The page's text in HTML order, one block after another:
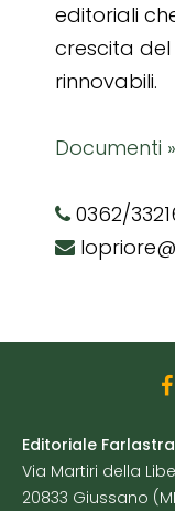
editoriali
crescita
rinnovabili.
Documenti »
0362/
Editoriale
Via Martiri della
20833 Giussano